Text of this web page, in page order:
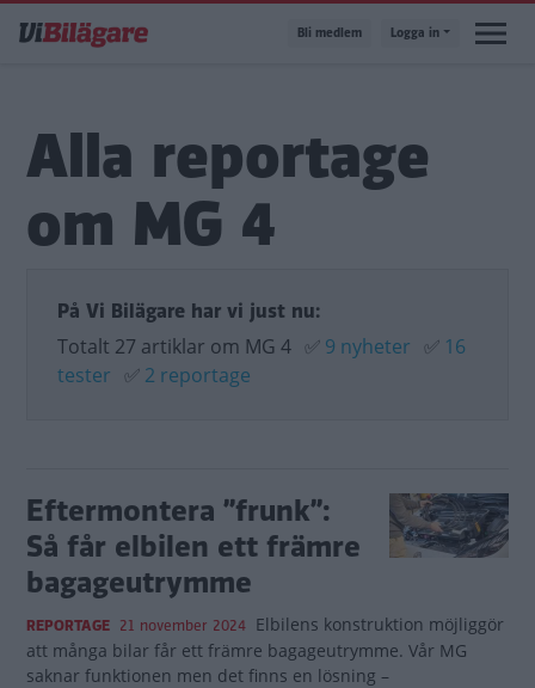
till
Bli medlem Logga in
Alla reportage
om MG 4
På Vi Bilägare har vi just nu:
Totalt 27 artiklar om MG 4 ✅ 9 nyheter ✅ 16
tester ✅ 2 reportage
Eftermontera ”frunk”:
Så får elbilen ett främre
bagageutrymme
REPORTAGE 21 november 2024 Elbilens konstruktion möjliggör
att många bilar får ett främre bagageutrymme. Vår MG
saknar funktionen men det finns en lösning –